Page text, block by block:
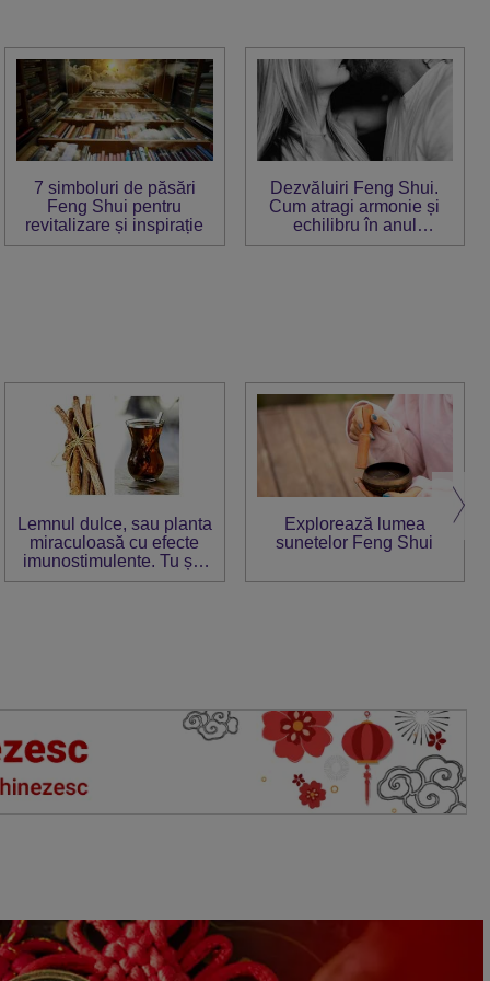
7 simboluri de păsări
Feng Shui pentru
revitalizare și inspirație
Dezvăluiri Feng Shui.
Cum atragi armonie și
echilibru în anul
Mistrețului
Lemnul dulce, sau planta
miraculoasă cu efecte
imunostimulente. Tu știi
cum trebuie consumat?
Explorează lumea
sunetelor Feng Shui